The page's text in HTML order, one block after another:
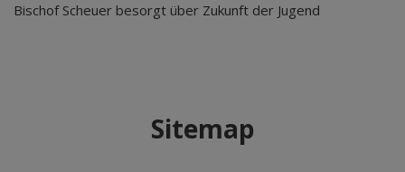
Bischof Scheuer besorgt über Zukunft der Jugend
Sitemap